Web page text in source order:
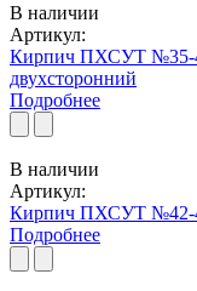
В наличии
Артикул:
Кирпич ПХСУТ №35-
двухсторонний
Подробнее
В наличии
Артикул:
Кирпич ПХСУТ №42-
Подробнее